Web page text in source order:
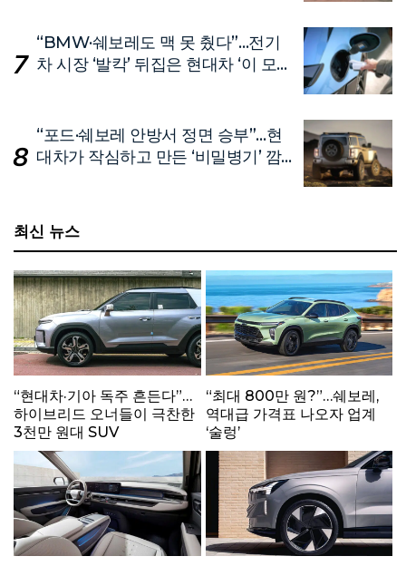
“BMW·쉐보레도 맥 못 췄다”…전기
차 시장 ‘발칵’ 뒤집은 현대차 ‘이 모
“포드·쉐보레 안방서 정면 승부”…현
대차가 작심하고 만든 ‘비밀병기’ 깜
최신 뉴스
“현대차·기아 독주 흔든다”…
하이브리드 오너들이 극찬한
3천만 원대 SUV
“최대 800만 원?”…쉐보레,
역대급 가격표 나오자 업계
‘술렁’